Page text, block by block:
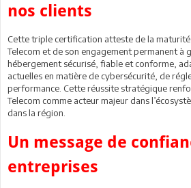
nos clients
Cette triple certification atteste de la
Telecom et de son engagement permanent à
hébergement sécurisé, fiable et conforme,
actuelles en matière de cybersécurité, de
performance. Cette réussite stratégique
Telecom comme acteur majeur dans
dans la région.
Un message de
entreprises